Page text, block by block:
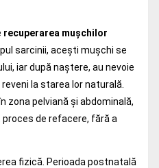
recuperarea mușchilor
sarcinii, acești mușchi se
iar după naștere, au nevoie
la starea lor naturală.
zona pelviană și abdominală,
de refacere, fără a
fizică. Perioada postnatală